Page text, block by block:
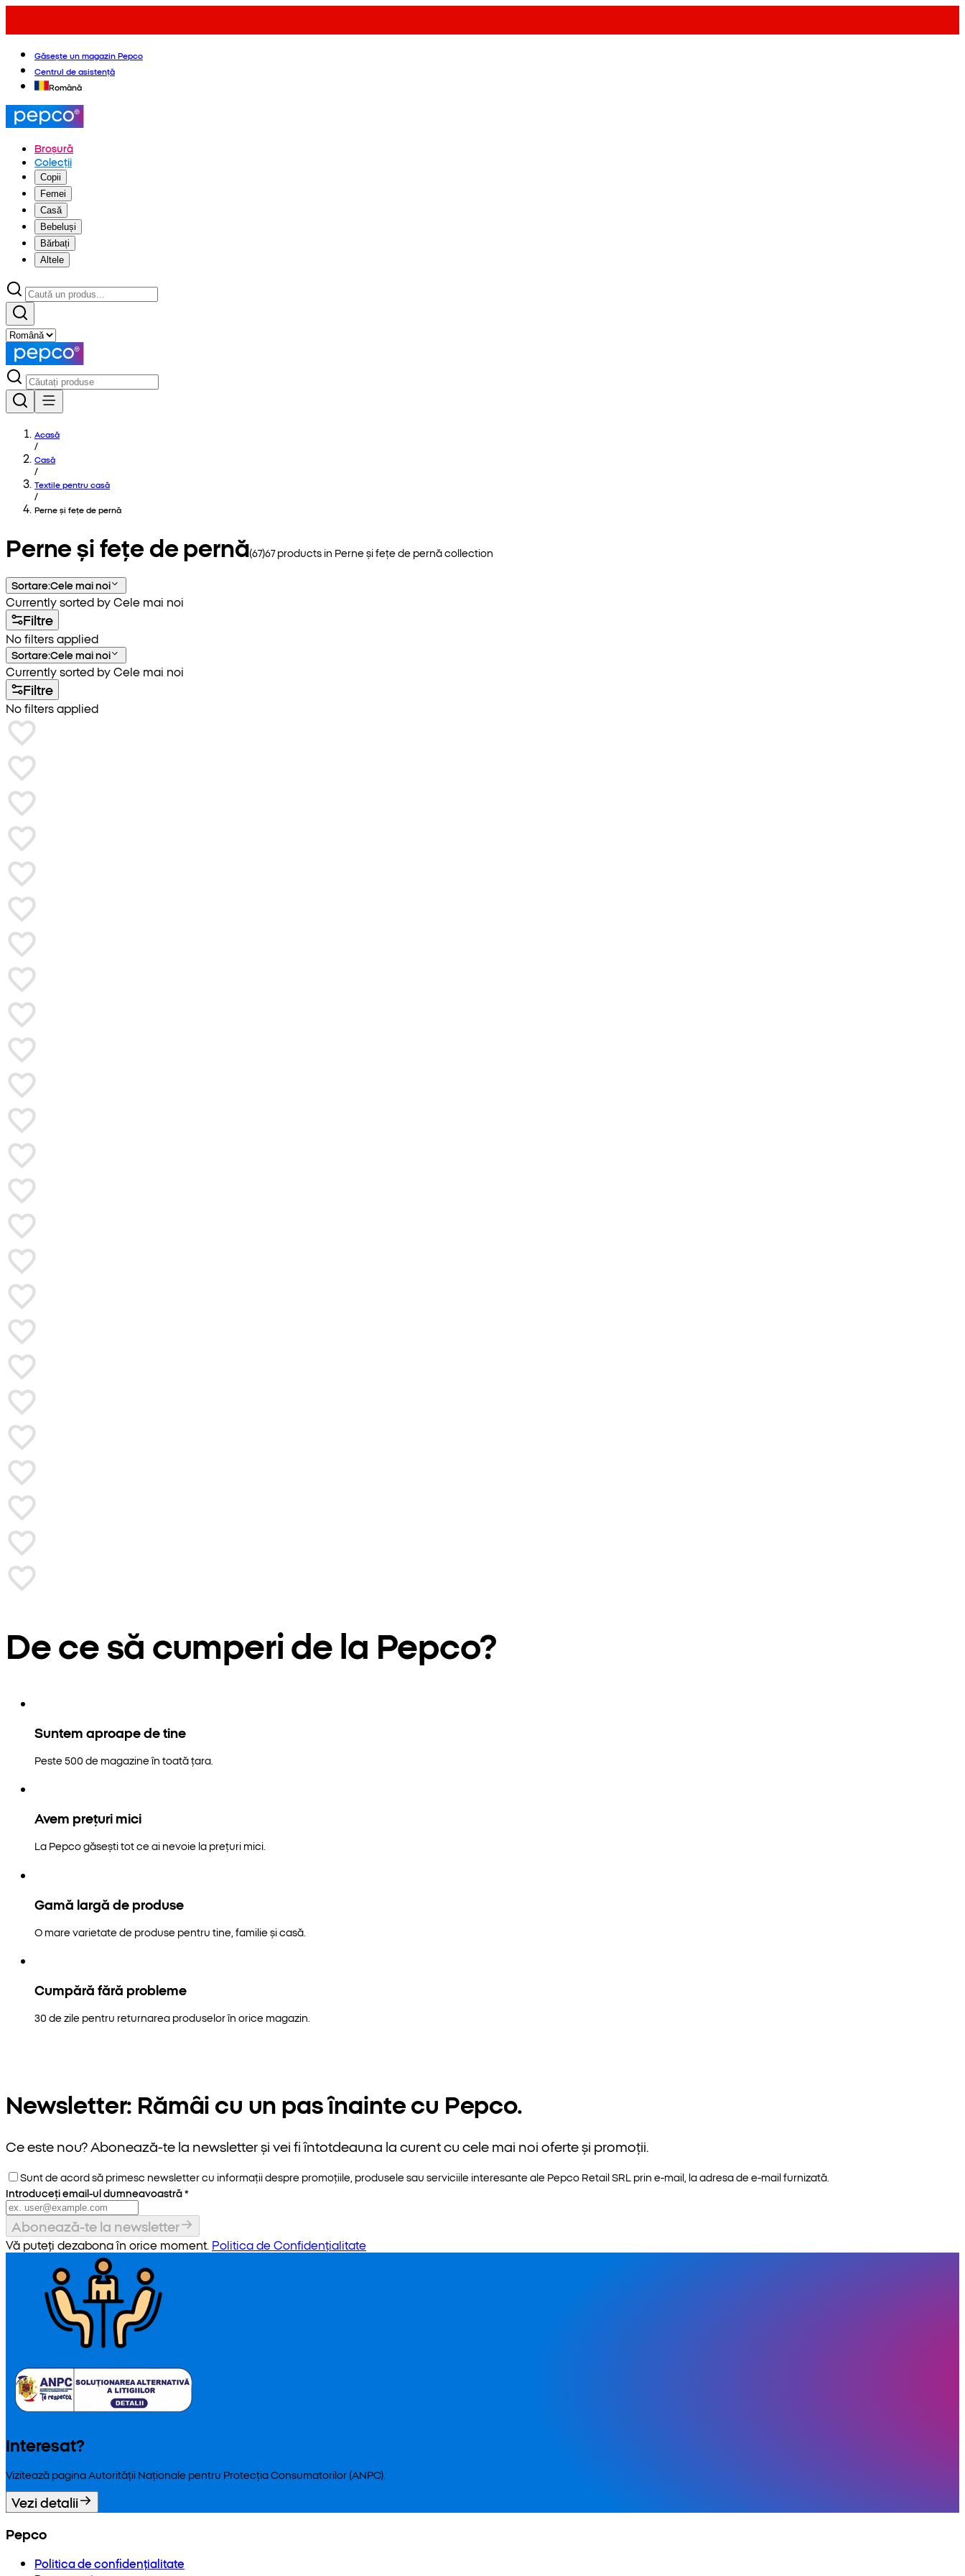
Găsește un magazin Pepco
Centrul de asistență
Română
Broșură
Colecții
Copii
Femei
Casă
Bebeluși
Bărbați
Altele
Acasă
/
Casă
/
Textile pentru casă
/
Perne și fețe de pernă
Perne și fețe de pernă(67)67products in Perne și fețe de pernăcollection
Sortare:Cele mai noi
Currently sorted by Cele mai noi
Filtre
No filters applied
Sortare:Cele mai noi
Currently sorted by Cele mai noi
Filtre
No filters applied
De ce să cumperi de la Pepco?
Suntem aproape de tine
Peste 500 de magazine în toată țara.
Avem prețuri mici
La Pepco găsești tot ce ai nevoie la prețuri mici.
Gamă largă de produse
O mare varietate de produse pentru tine, familie și casă.
Cumpără fără probleme
30 de zile pentru returnarea produselor în orice magazin.
Newsletter: Rămâi cu un pas înainte cu Pepco.
Ce este nou? Abonează-te la newsletter și vei fi întotdeauna la curent cu cele mai noi oferte și promoții.
Sunt de acord să primesc newsletter cu informații despre promoțiile, produsele sau serviciile interesante ale Pepco Retail SRL prin e-mail, la adresa de e-mail furnizată.
Introduceți email-ul dumneavoastră*
Abonează-te la newsletter
Vă puteți dezabona în orice moment. Politica de Confidențialitate
Interesat?
Vizitează pagina Autorității Naționale pentru Protecția Consumatorilor (ANPC).
Vezi detalii
Pepco
Politica de confidențialitate